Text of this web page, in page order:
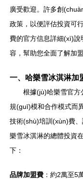
廣受歡迎。許多創
政策，以便評估投資可
費的官方信息詳細(xì)
容，幫助您全面了解加盟
一、哈樂雪冰淇淋加
根據(jù)哈樂雪官方
規(guī)模和合作模式而
技術(shù)培訓(xùn)費
樂雪冰淇淋的總體投資
下：
品牌加盟費 ：約2萬至5